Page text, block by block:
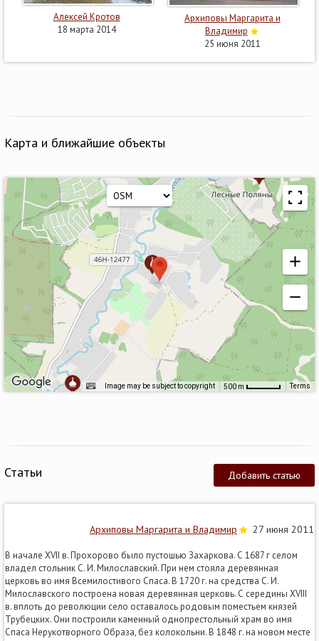
Алексей Кротов
18 марта 2014
Архиповы Маргарита и
Владимир
25 июня 2011
Карта и ближайшие объекты
Image may be subject to copyright 500 m Terms
Добавить статью
Статьи
Архиповы Маргарита и Владимир 27 июня 2011
В начале XVII в. Прохорово было пустошью Захаркова. С 1687 г селом
владел стольник С. И. Милославский. При нем стояла деревянная
церковь во имя Всемилостивого Спаса. В 1720 г. на средства С. И.
Милославского построена новая деревянная церковь. С середины XVIII
в. вплоть до революции село оставалось родовым поместьем князей
Трубецких. Они построили каменный однопрестольный храм во имя
Спаса Нерукотворного Образа, без колокольни. В 1848 г. на новом месте